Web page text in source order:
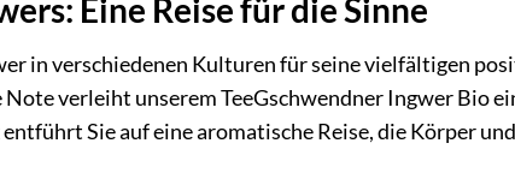
Eine Reise für die Sinne
in verschiedenen Kulturen für seine vielfältigen
verleiht unserem TeeGschwendner Ingwer Bio
Sie auf eine aromatische Reise, die Körper